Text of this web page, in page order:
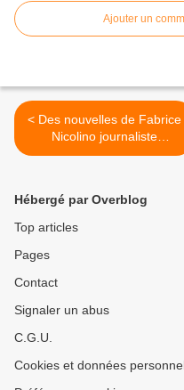
Ajouter un
< Des nouvelles de Fabrice
Nicolino journaliste
grièvement blessé lors de
Hébergé par Overblog
Top articles
Pages
Contact
Signaler un abus
C.G.U.
Cookies et données